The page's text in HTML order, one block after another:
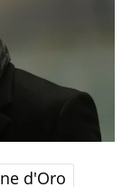
d'Oro